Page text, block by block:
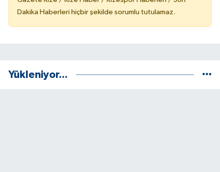
Dakika Haberleri hiçbir şekilde sorumlu tutulamaz.
Yükleniyor...